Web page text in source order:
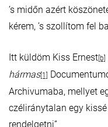
’s midőn azért
kérem, ’s szollítom fel
Itt küldöm Kiss Ernest [b]
hármas[1]
Archivumaba, mellyet
czéliránytalan egy kissé
rendelgetni”